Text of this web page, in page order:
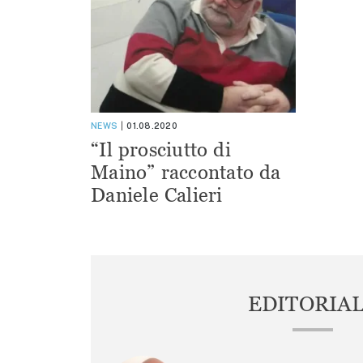
NEWS 01.08.2020
“Il prosciutto di
Maino” raccontato da
Daniele Calieri